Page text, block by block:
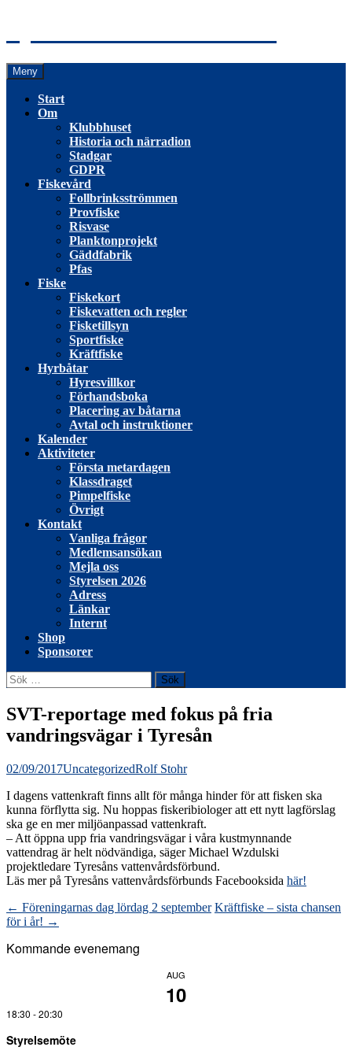
Meny
Start
Om
Klubbhuset
Historia och närradion
Stadgar
GDPR
Fiskevård
Follbrinksströmmen
Provfiske
Risvase
Planktonprojekt
Gäddfabrik
Pfas
Fiske
Fiskekort
Fiskevatten och regler
Fisketillsyn
Sportfiske
Kräftfiske
Hyrbåtar
Hyresvillkor
Förhandsboka
Placering av båtarna
Avtal och instruktioner
Kalender
Aktiviteter
Första metardagen
Klassdraget
Pimpelfiske
Övrigt
Kontakt
Vanliga frågor
Medlemsansökan
Mejla oss
Styrelsen 2026
Adress
Länkar
Internt
Shop
Sponsorer
Sök
efter:
SVT-reportage med fokus på fria
vandringsvägar i Tyresån
02/09/2017UncategorizedRolf Stohr
I dagens vattenkraft finns allt för många hinder för att fisken ska
kunna förflytta sig. Nu hoppas fiskeribiologer att ett nytt lagförslag
ska ge en mer miljöanpassad vattenkraft.
– Att öppna upp fria vandringsvägar i våra kustmynnande
vattendrag är helt nödvändiga, säger Michael Wzdulski
projektledare Tyresåns vattenvårdsförbund.
Läs mer på Tyresåns vattenvårdsförbunds Facebooksida här!
Inläggsnavigering
← Föreningarnas dag lördag 2 september Kräftfiske – sista chansen
för i år! →
Kommande evenemang
AUG
10
18:30 -20:30
Styrelsemöte